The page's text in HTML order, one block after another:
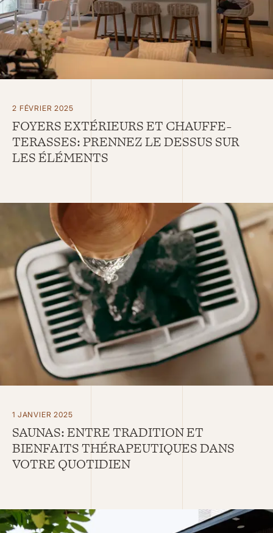
2 FÉVRIER 2025
FOYERS EXTÉRIEURS ET CHAUFFE-
TERASSES: PRENNEZ LE DESSUS SUR
LES ÉLÉMENTS
1 JANVIER 2025
SAUNAS: ENTRE TRADITION ET
BIENFAITS THÉRAPEUTIQUES DANS
VOTRE QUOTIDIEN